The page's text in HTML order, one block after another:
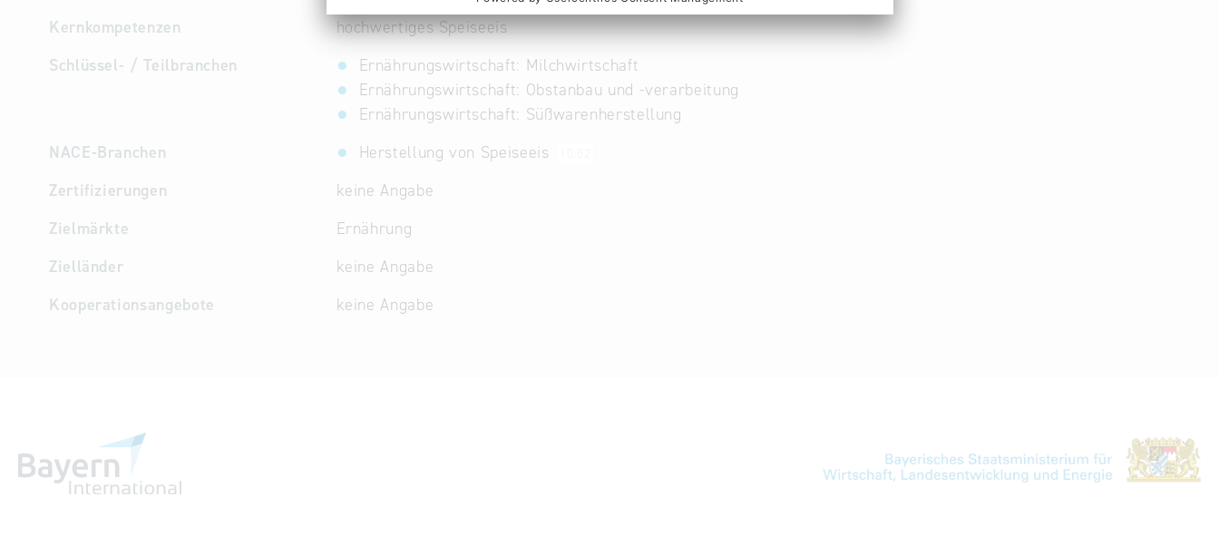
Kernkompetenzen
hochwertiges Speiseeis
Schlüssel- / Teilbranchen
Ernährungswirtschaft: Milchwirtschaft
Ernährungswirtschaft: Obstanbau und -verarbeitung
Ernährungswirtschaft: Süßwarenherstellung
NACE-Branchen
Herstellung von Speiseeis
Zertifizierungen
keine Angabe
Zielmärkte
Ernährung
Zielländer
keine Angabe
Kooperationsangebote
keine Angabe